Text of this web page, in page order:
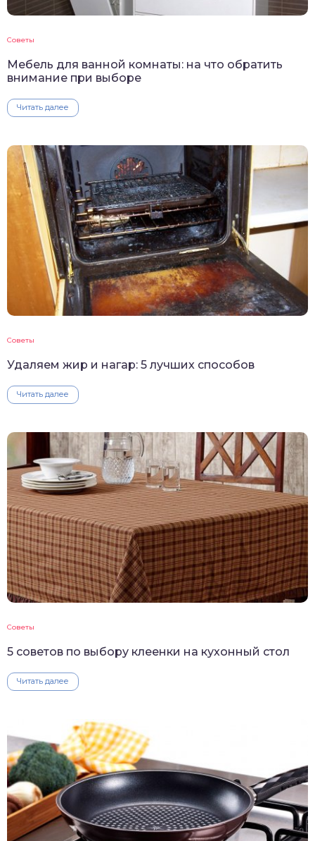
Советы
Мебель для ванной комнаты: на что обратить
внимание при выборе
Читать далее
Советы
Удаляем жир и нагар: 5 лучших способов
Читать далее
Советы
5 советов по выбору клеенки на кухонный стол
Читать далее